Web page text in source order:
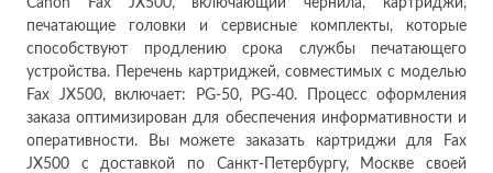
Canon Fax JX500, включающий чернила, картриджи,
печатающие головки и сервисные комплекты, которые
способствуют продлению срока службы печатающего
устройства. Перечень картриджей, совместимых с моделью
Fax JX500, включает: PG-50, PG-40. Процесс оформления
заказа оптимизирован для обеспечения информативности и
оперативности. Вы можете заказать картриджи для Fax
JX500 с доставкой по Санкт-Петербургу, Москве своей